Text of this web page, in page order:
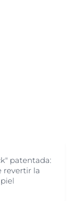
patentada:
revertir la